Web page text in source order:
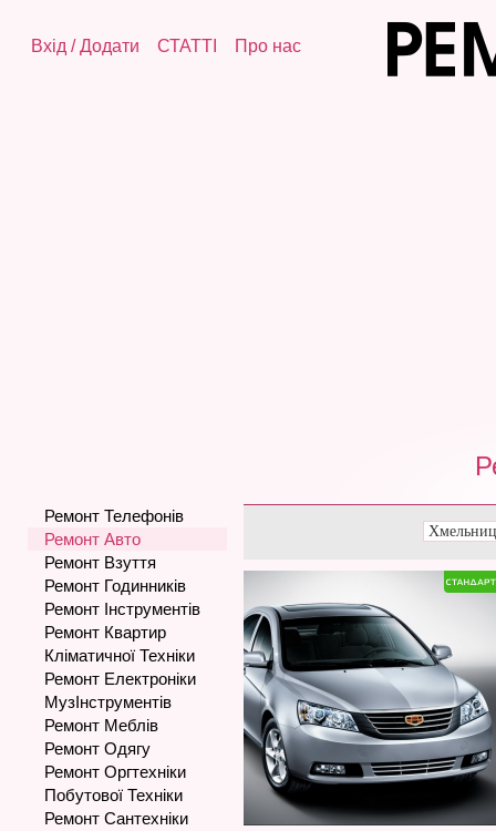
Вхід /Додати СТАТТІ Про нас
Ремонт Телефонів
Ремонт Авто
Ремонт Взуття
Ремонт Годинників
Ремонт Інструментів
Ремонт Квартир
Кліматичної Техніки
Ремонт Електроніки
МузІнструментів
Ремонт Меблів
Ремонт Одягу
Ремонт Оргтехніки
Побутової Техніки
Ремонт Сантехніки